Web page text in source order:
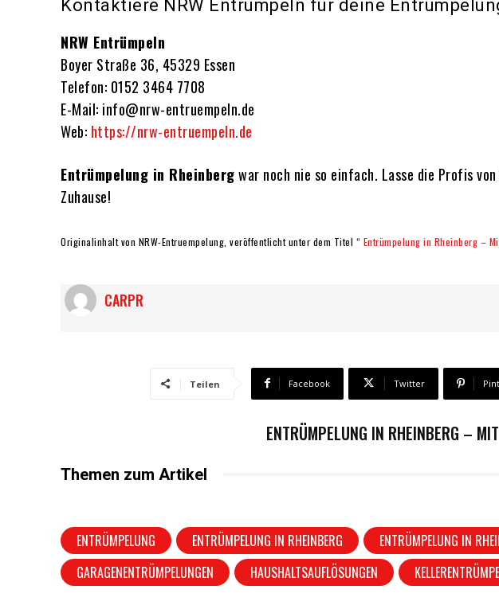
Kontaktiere NRW Entrümpeln für deine
NRW Entrümpeln
Boyer Straße 36, 45329 Essen
Telefon: 0152 3464 7708
E-Mail: info@nrw-entruempeln.de
Web: https://nrw-entruempeln.de
Entrümpelung in Rheinbergwar noch nie so einfach. Lasse die Profis
Zuhause!
Originalinhalt von NRW-Entruempelung, veröffentlicht unter dem Titel “ Entrümpelung in Rheinberg –
CARPR
Teilen Facebook Twitter
ENTRÜMPELUNG IN RHEINBERG –
Themen zum Artikel
ENTRÜMPELUNG ENTRÜMPELUNG IN RHEINBERG
ENTRÜMPELUNG IN
GARAGENENTRÜMPELUNGEN
HAUSHALTSAUFLÖSUNGEN